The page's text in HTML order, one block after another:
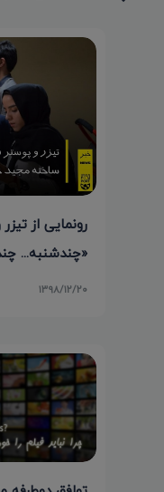
رونمایی از
«چندشنبه...
۱۳۹۸/۱۲/۲۰